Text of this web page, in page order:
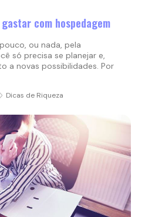
com hospedagem
ou nada, pela
só precisa se planejar e,
a novas possibilidades. Por
Dicas de Riqueza